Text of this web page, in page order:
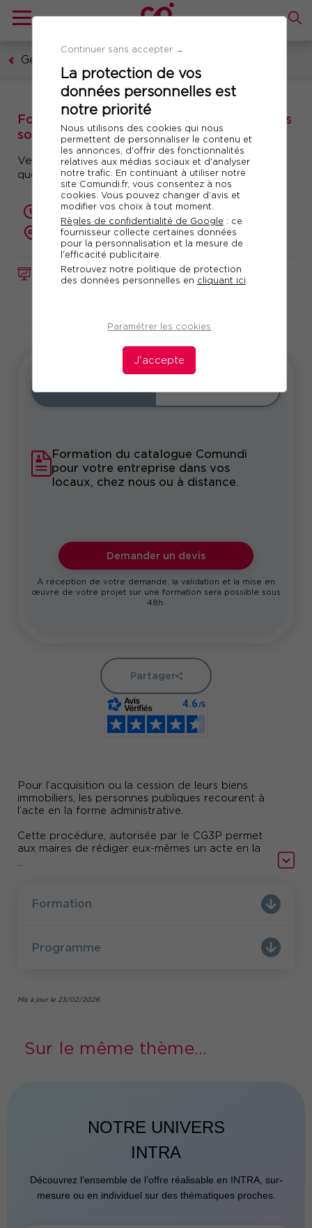
Continuer sans accepter →
La protection de vos
données personnelles est
notre priorité
Nous utilisons des cookies qui nous
permettent de personnaliser le contenu et
les annonces, d'offrir des fonctionnalités
relatives aux médias sociaux et d'analyser
notre trafic. En continuant à utiliser notre
site Comundi.fr, vous consentez à nos
cookies. Vous pouvez changer d’avis et
modifier vos choix à tout moment.
Règles de confidentialité de Google : ce
fournisseur collecte certaines données
pour la personnalisation et la mesure de
l'efficacité publicitaire.
Retrouvez notre politique de protection
des données personnelles en cliquant ici
Paramétrer les cookies
J'accepte
Gestion publique
FORMATION Réf. 10194
Formation : Rédiger des actes administratifs
soumis à publicité foncière
Vendre et acheter des biens immobiliers en tant
que personne publique
2 jours (14 heures)
présentiel ou à distance
Pour l’acquisition ou la cession de leurs biens
immobiliers, les personnes publiques recourent à
l’acte en la forme administrative.
Cette procédure, autorisée par le CG3P permet
aux maires de rédiger eux-mêmes un acte en la
Cette technique, fort utile, nécessite toutefois de
respecter un formalisme strict.
préalablement la formation "Hypothèque et
...
Intra Sur-mesure
Formation du catalogue Comundi
pour votre entreprise dans vos
locaux, chez nous ou à distance.
Demander un devis
À réception de votre demande, la validation et la mise en
œuvre de votre projet sur une formation sera possible sous
48h.
Partager
Formation
Programme
Mis à jour le 23/02/2026
Sur le même thème...
NOTRE UNIVERS
INTRA
Découvrez l’ensemble de l’offre réalisable en INTRA, sur-
mesure ou en individuel sur des thématiques proches.